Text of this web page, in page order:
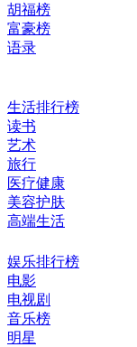
胡福榜
富豪榜
语录
生活排行榜
读书
艺术
旅行
医疗健康
美容护肤
高端生活
娱乐排行榜
电影
电视剧
音乐榜
明星